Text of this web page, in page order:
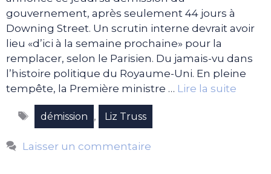
gouvernement, après seulement 44 jours à
Downing Street. Un scrutin interne devrait avoir
lieu «d’ici à la semaine prochaine» pour la
remplacer, selon le Parisien. Du jamais-vu dans
l’histoire politique du Royaume-Uni. En pleine
tempête, la Première ministre … Lire la suite
Étiquettes
démission , Liz Truss
Laisser un commentaire